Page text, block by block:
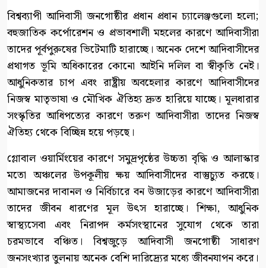
বিশ্বব্যাপী আদিবাসী জনগোষ্ঠীর প্রধান প্রধান চ্যালেঞ্জগুলো হলো;
বহুজাতিক কর্পোরেশন ও প্রভাবশালী মহলের কারণে আদিবাসীরা
তাদের পূর্বপুরুষের ভিটেমাটি হারাচ্ছে। অনেক দেশে আদিবাসীদের
প্রথাগত ভূমি অধিকারের কোনো আইনি দলিল বা স্বীকৃতি নেই।
আধুনিকতার চাপ এবং রাষ্ট্রীয় অবহেলার কারণে আদিবাসীদের
নিজস্ব মাতৃভাষা ও মৌখিক ঐতিহ্য দ্রুত হারিয়ে যাচ্ছে। মূলধারার
সংস্কৃতির আধিপত্যের কারণে তরুণ আদিবাসীরা তাদের নিজস্ব
ঐতিহ্য থেকে বিচ্ছিন্ন হয়ে পড়ছে।
গ্লোবাল ওয়ার্মিংয়ের কারণে সমুদ্রপৃষ্ঠের উচ্চতা বৃদ্ধি ও আলাস্কার
মতো অঞ্চলের উপকূলীয় ক্ষয় আদিবাসীদের বাস্তুচ্যুত করছে।
আমাজনের দাবানল ও নির্বিচারে বন উজাড়ের কারণে আদিবাসীরা
তাদের জীবন ধারণের মূল উৎস হারাচ্ছে। শিক্ষা, আধুনিক
স্বাস্থ্যসেবা এবং নিরাপদ কর্মসংস্থানের সুযোগ থেকে তারা
চরমভাবে বঞ্চিত। বিশ্বজুড়ে আদিবাসী জনগোষ্ঠী সাধারণ
জনসংখ্যার তুলনায় অনেক বেশি দারিদ্র্যের মধ্যে জীবনযাপন করে।